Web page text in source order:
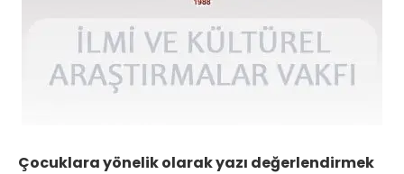
Çocuklara yönelik olarak yazı değerlendirmek